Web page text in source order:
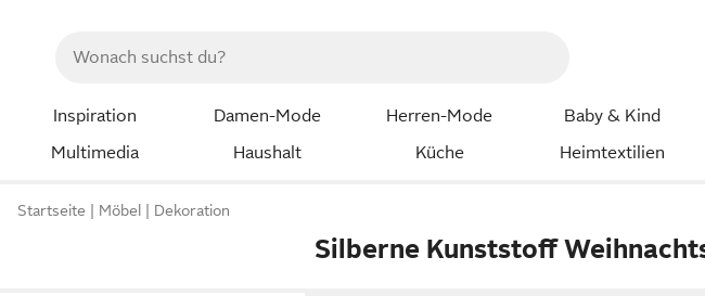
Inspiration Damen-Mode Herren-Mode Baby & Kind
Multimedia
Haushalt Küche Heimtextilien
Startseite Möbel Dekoration
Silberne Kunststoff